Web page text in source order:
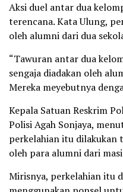
Aksi duel antar dua
terencana. Kata Ulung,
oleh alumni dari dua
“Tawuran antar dua
sengaja diadakan oleh
Mereka meyebutnya
Kepala Satuan Reskrim
Polisi Agah Sonjaya,
perkelahian itu dilakukan
oleh para alumni dari
Mirisnya, perkelahian itu